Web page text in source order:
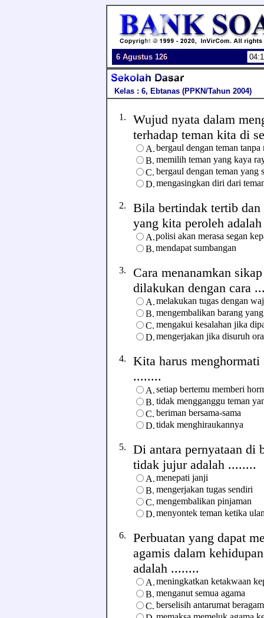
6 Agustus 126
Kelas : 6, Ebtanas (PPKN/Tahun 2004)
1. Wujud nyata dalam
terhadap teman kita di
A.bergaul dengan teman tanpa
B. memilih teman yang kaya
C. bergaul dengan teman yang
D.mengasingkan diri dari
2. Bila bertindak tertib
yang kita peroleh
A.polisi akan merasa segan
B.mendapat sumbangan
3. Cara menanamkan
dilakukan dengan cara
A.melakukan tugas dengan
B. mengembalikan barang
C. mengakui kesalahan jika
D.mengerjakan jika disuruh
4. Kita harus menghormati
........
A.setiap bertemu memberi
B. tidak mengganggu teman
C. beriman bersama-sama
D.tidak menghiraukannya
5. Di antara pernyataan di
tidak jujur adalah ........
A.menepati janji
B. mengerjakan tugas sendiri
C. mengembalikan pinjaman
D.menyontek teman ketika
6. Perbuatan yang dapat
agamis dalam
adalah ........
A.meningkatkan ketakwaan
B. menganut semua agama
C. berselisih antarumat